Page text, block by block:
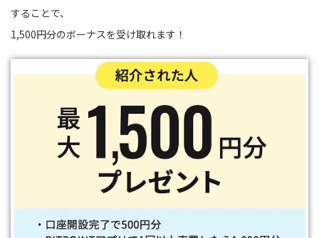
することで、
1,500円分のボーナスを受け取れます！